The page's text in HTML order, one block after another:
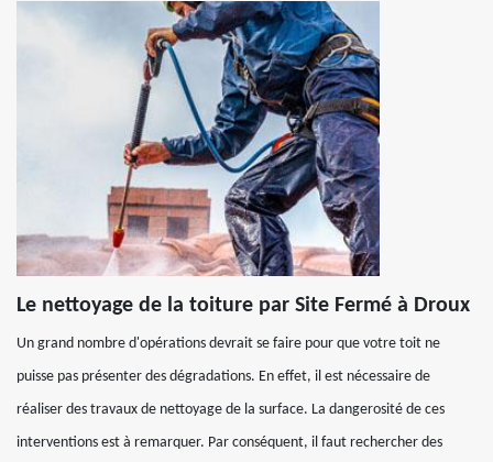
Le nettoyage de la toiture par Site Fermé à Droux
Un grand nombre d'opérations devrait se faire pour que votre toit ne
puisse pas présenter des dégradations. En effet, il est nécessaire de
réaliser des travaux de nettoyage de la surface. La dangerosité de ces
interventions est à remarquer. Par conséquent, il faut rechercher des